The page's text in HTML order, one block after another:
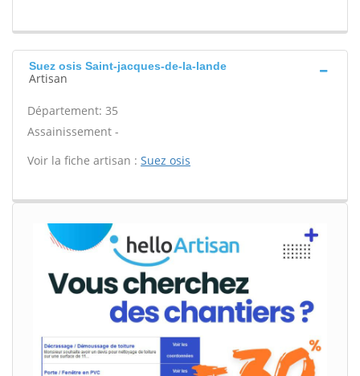
Suez osis Saint-jacques-de-la-lande
Artisan
Département: 35
Assainissement -
Voir la fiche artisan : Suez osis